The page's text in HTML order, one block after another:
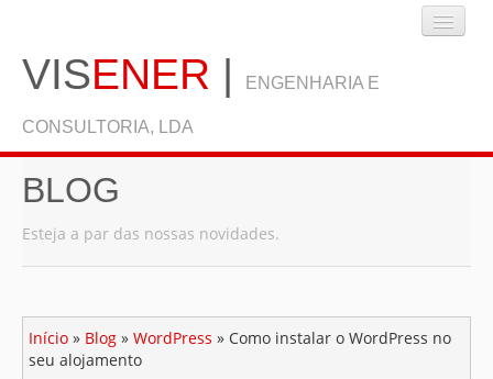
VISENER | ENGENHARIA E
CONSULTORIA, LDA
INÍCIO
EMPRESA
SERVIÇOS
BLOG
Esteja a par das nossas novidades.
Início » Blog » WordPress » Como instalar o WordPress no
seu alojamento